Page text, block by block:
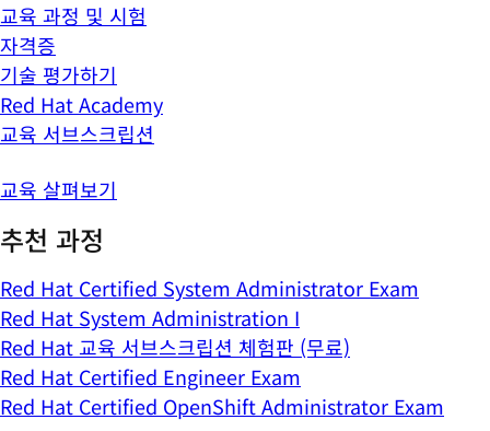
교육 과정 및 시험
자격증
기술 평가하기
Red Hat Academy
교육 서브스크립션
교육 살펴보기
추천 과정
Red Hat Certified System Administrator Exam
Red Hat System Administration I
Red Hat 교육 서브스크립션 체험판 (무료)
Red Hat Certified Engineer Exam
Red Hat Certified OpenShift Administrator Exam